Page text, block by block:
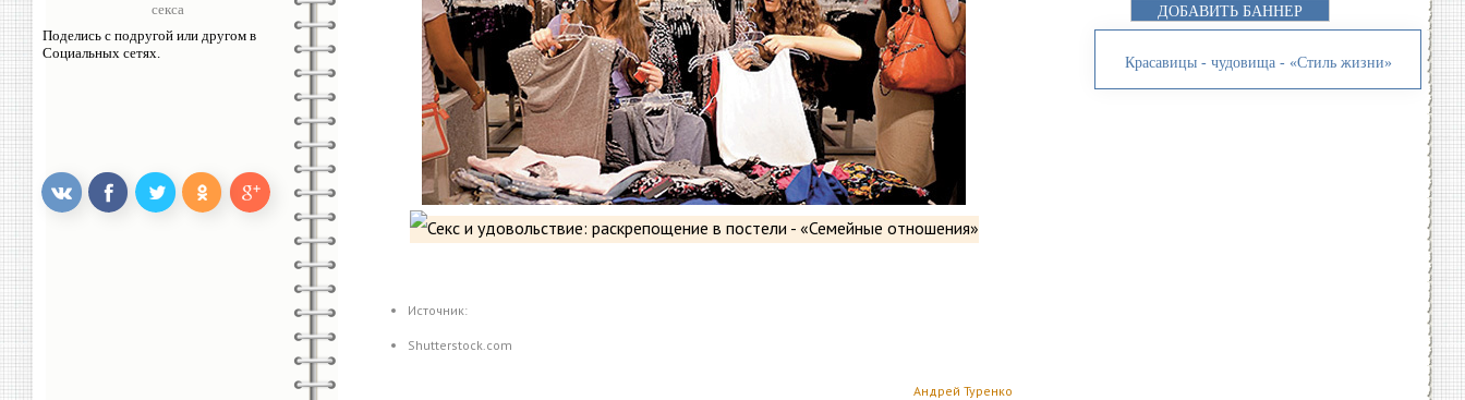
секса
Поделись с подругой или другом в
Социальных сетях.
Источник:
Shutterstock.com
Андрей Туренко
ДОБАВИТЬ БАННЕР
Красавицы - чудовища - «Стиль жизни»